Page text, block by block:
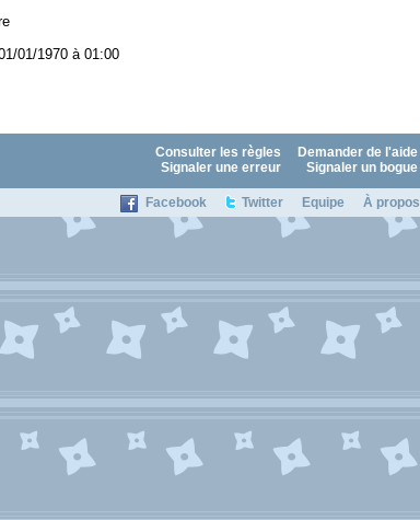
01/1970 à 01:00
Demander de l'aide
Consulter les règles
Signaler un bogue
Signaler une erreur
Facebook Twitter Equipe À propos